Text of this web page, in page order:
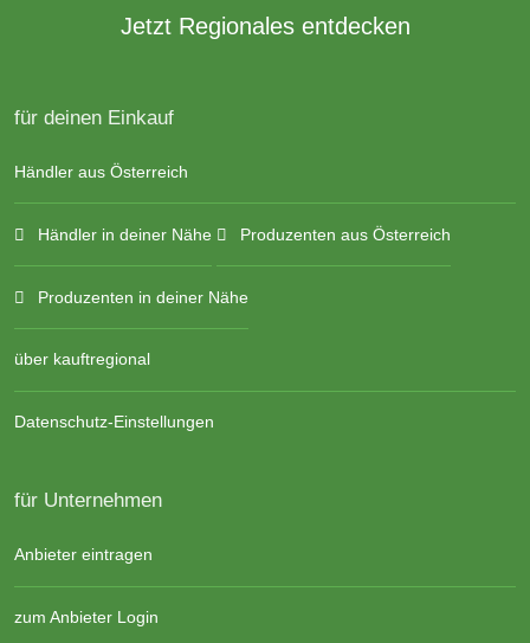
Jetzt Regionales entdecken
für deinen Einkauf
Händler aus Österreich
Händler in deiner Nähe Produzenten aus Österreich
Produzenten in deiner Nähe
über kauftregional
Datenschutz-Einstellungen
für Unternehmen
Anbieter eintragen
zum Anbieter Login